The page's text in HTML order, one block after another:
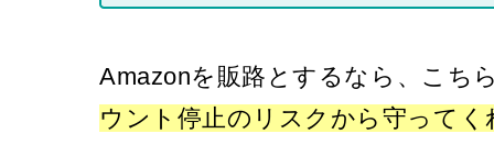
Amazonを販路とするなら、こち
ウント停止のリスクから守って